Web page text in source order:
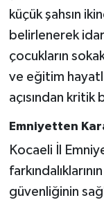
küçük şahsın
belirlenerek
çocukların
ve eğitim
açısından
Emniyetten
Kocaeli İl
güvenliğinin